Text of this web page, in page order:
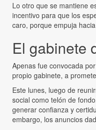
Lo otro que se mantiene
incentivo para que los
caro, porque empuja
El gabinete
Apenas fue convocada
propio gabinete, a
Este lunes, luego de
social como telón de
generar confianza y
embargo, los anuncios